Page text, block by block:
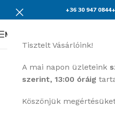
Tisztelt Vásárlóink!
A mai napon üzleteink
szerint, 13:00 óráig
Köszönjük
+36 30 947 0844
Menü